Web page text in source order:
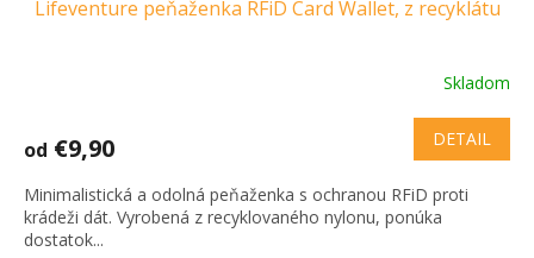
Lifeventure peňaženka RFiD Card Wallet, z recyklátu
Skladom
od €9,90 DETAIL
Minimalistická a odolná peňaženka s ochranou RFiD proti
krádeži dát. Vyrobená z recyklovaného nylonu, ponúka
dostatok...